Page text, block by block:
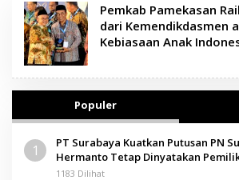
Pemkab Pamekasan
dari Kemendikdasmen
Kebiasaan Anak
Populer
1
PT Surabaya Kuatkan Putusan PN
Hermanto Tetap Dinyatakan
Pamolokan
1183 Dilihat